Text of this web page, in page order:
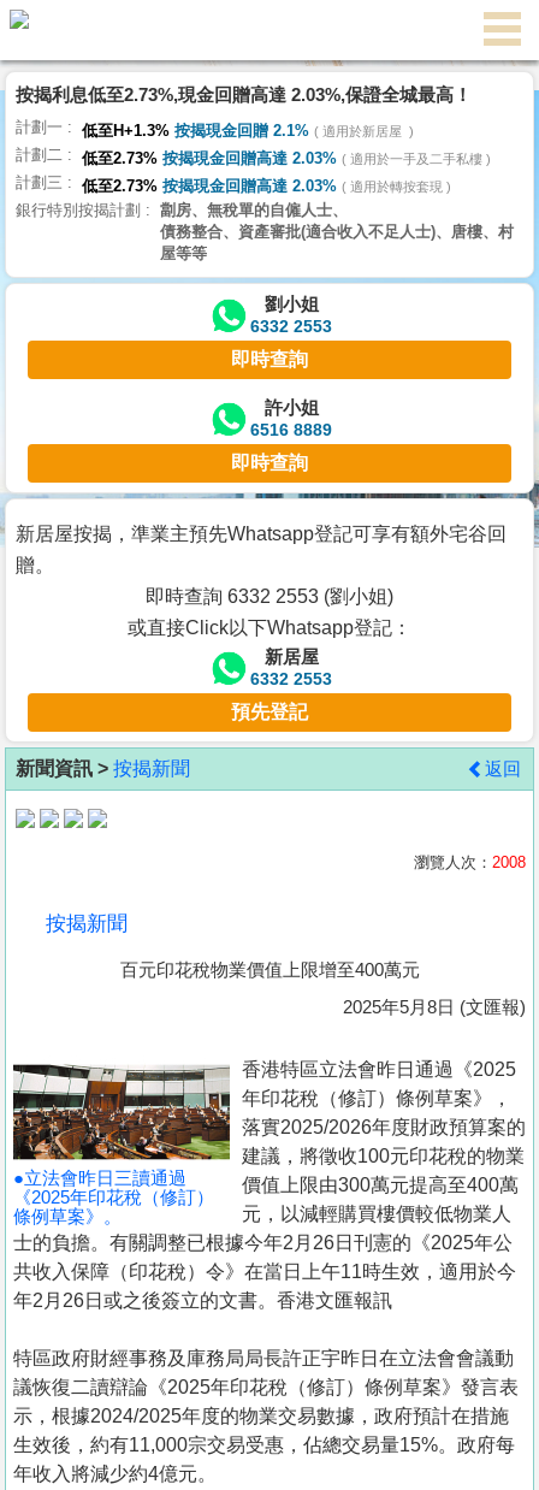
代
理
主
頁
搵
樓/
交
業
主
宅
谷
按
客
地
產
置
業
手
冊
關
於
我
們
按揭利息低至2.73%,現金回贈高達 2.03%,保證全城最高！
計劃一 低至H+1.3% 按揭現金回贈 2.1% 適用於新居屋
計劃二 低至2.73% 按揭現金回贈高達 2.03% 適用於一手及二手私樓
計劃三 低至2.73% 按揭現金回贈高達 2.03% 適用於轉按套現
銀行特別按揭計劃
劏房、無稅單的自僱人士、
債務整合、資產審批(適合收入不足人士)、唐樓、村
屋等等
劉小姐
6332 2553
即時查詢
許小姐
6516 8889
即時查詢
新居屋按揭，準業主預先Whatsapp登記可享有額外宅谷回
贈。
即時查詢 6332 2553 (劉小姐)
或直接Click以下Whatsapp登記：
新居屋
6332 2553
預先登記
新聞資訊 > 按揭新聞 返回
瀏覽人次： 2008
按揭新聞
百元印花稅物業價值上限增至400萬元
2025年5月8日 (文匯報)
●立法會昨日三讀通過
《2025年印花稅（修訂）
條例草案》。
香港特區立法會昨日通過《2025
年印花稅（修訂）條例草案》，
落實2025/2026年度財政預算案的
建議，將徵收100元印花稅的物業
價值上限由300萬元提高至400萬
元，以減輕購買樓價較低物業人
士的負擔。有關調整已根據今年2月26日刊憲的《2025年公
共收入保障（印花稅）令》在當日上午11時生效，適用於今
年2月26日或之後簽立的文書。香港文匯報訊
特區政府財經事務及庫務局局長許正宇昨日在立法會會議動
議恢復二讀辯論《2025年印花稅（修訂）條例草案》發言表
示，根據2024/2025年度的物業交易數據，政府預計在措施
生效後，約有11,000宗交易受惠，佔總交易量15%。政府每
年收入將減少約4億元。